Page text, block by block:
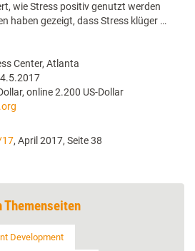
wie Stress positiv genutzt werden
haben gezeigt, dass Stress klüger …
Center, Atlanta
online 2.200 US-Dollar
17, April 2017, Seite 38
Themenseiten
Development